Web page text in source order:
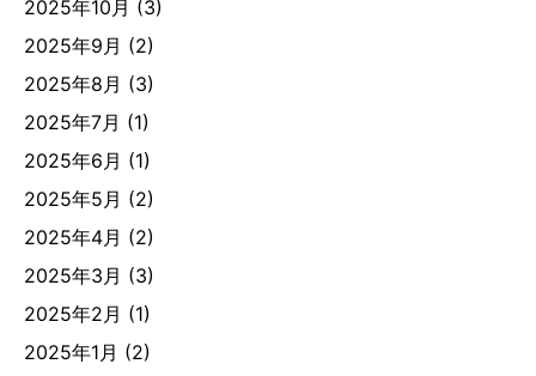
2025年10月 (3)
2025年9月 (2)
2025年8月 (3)
2025年7月 (1)
2025年6月 (1)
2025年5月 (2)
2025年4月 (2)
2025年3月 (3)
2025年2月 (1)
2025年1月 (2)